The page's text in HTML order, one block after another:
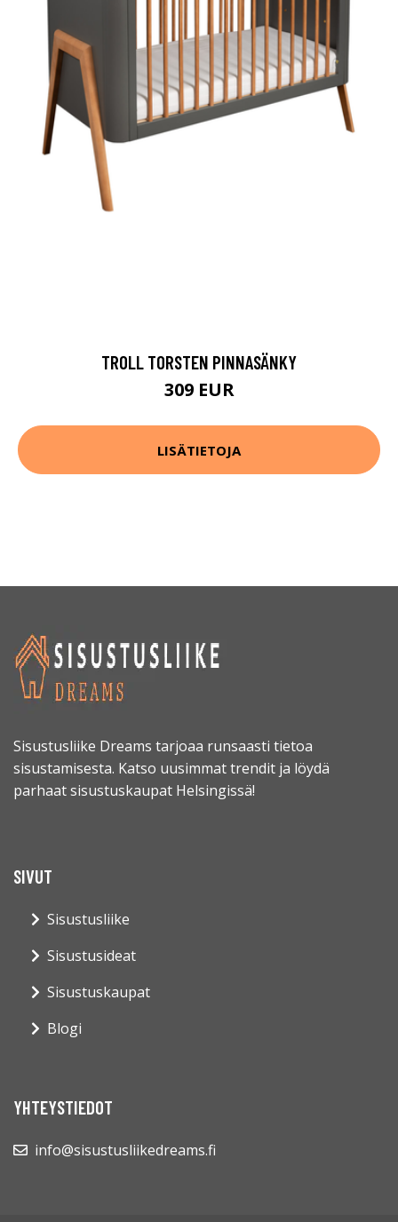
TROLL TORSTEN PINNASÄNKY
309 EUR
LISÄTIETOJA
Sisustusliike Dreams tarjoaa runsaasti tietoa
sisustamisesta. Katso uusimmat trendit ja löydä
parhaat sisustuskaupat Helsingissä!
SIVUT
Sisustusliike
Sisustusideat
Sisustuskaupat
Blogi
YHTEYSTIEDOT
info@sisustusliikedreams.fi